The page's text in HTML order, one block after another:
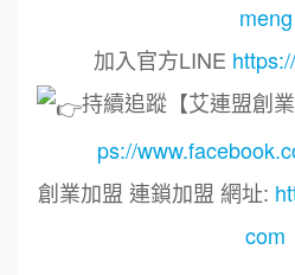
meng
加入官方LINE
持續追蹤【艾連盟創
ps://
創業加盟 連鎖加盟 網址:
com